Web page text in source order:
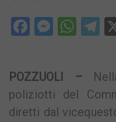
Facebook
POZZUOLI –
poliziotti del
diretti dal